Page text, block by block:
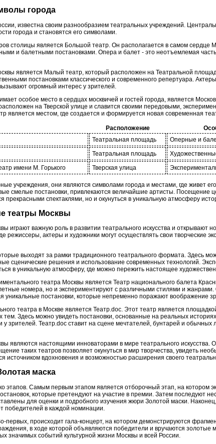
города
известна своим разнообразием театральных учреждений.
города и становятся его символами.
столицы является Большой театр. Он располагается в самом сердце
и балетными постановками. Опера и балет - это неотъемлемая часть
является Малый театр, который расположен на Театральной
постановками классического и современного репертуара.
огромный интерес у зрителей.
особое место в сердцах москвичей и гостей города, является
на Тверской улице и славится своими передовыми,
является местом, где создается и формируется новая современная
Расположение
Театральная площадь
Оперные и
Театральная площадь
имени М. Горького
Тверская улица
учреждения, они являются символами города и местами, где живет
смелые постановки, привлекаются величайшие артисты. Посещение
прекрасными спектаклями, но и окунуться в уникальную атмосферу
театры Москвы
играют важную роль в развитии театрального искусства и открывают
режиссеры, актеры и художники могут осуществлять свои творческие
выходят за рамки традиционного театрального формата. Здесь
сценические решения и использование современных технологий.
в уникальную атмосферу, где можно пережить настоящее
театра Москвы является Театр национального балета
номера, но и экспериментируют с различными стилями и
уникальные постановки, которые непременно поражают воображение
театра в Москве является Театр.doc. Этот театр является
тем. Здесь можно увидеть постановки, основанные на реальных
зрителей. Театр.doc ставит на сцене мечтателей, бунтарей и обычных
являются настоящими инноваторами в мире театрального искусства.
таких театров позволяет окунуться в мир творчества, увидеть
источником вдохновения и возможностью расширения своего
маска
этапов. Самым первым этапом является отборочный этап, на котором
которые претендуют на участие в премии. Затем последуют
для оценки и подробного изучения жюри Золотой маски.
победителей в каждой номинации.
первых, происходит гала-концерт, на котором демонстрируются
в ходе которой объявляются победители и вручаются золотые
значимых событий культурной жизни Москвы и всей России.